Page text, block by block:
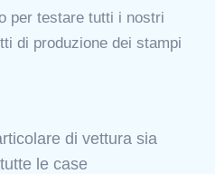
per testare tutti i nostri
di produzione dei stampi
di vettura sia
le case